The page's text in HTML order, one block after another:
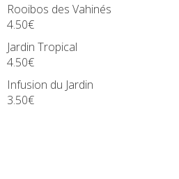
Rooibos
4.50€
Jardin
4.50€
Infusion
3.50€